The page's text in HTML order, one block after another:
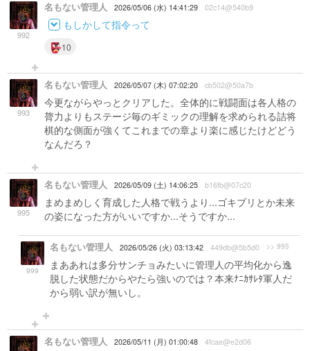
992
名もない管理人 2026/05/06 (水) 14:41:29 02c14@540b9
もしかして指令って
10
993
名もない管理人 2026/05/07 (木) 07:02:20 cb502@50a7b
今更ながらやっとクリアした。全体的に戦闘面は各人格の
膂力よりもステージ毎のギミックの理解を求められる詰将
棋的な側面が強くてこれまでの章より楽に感じたけどどう
なんだろ？
995
名もない管理人 2026/05/09 (土) 14:06:25 b16fb@07c20
まめまめしく育成した人格で戦うより...ゴキブリとか未来
の姿になった方がいいですか...そうですか...
999
名もない管理人 2026/05/26 (火) 03:13:42 449db@5b5d0 >> 995
まああれは多分サンチョみたいに管理人の平均化から逸
脱した状態だからやたら強いのでは？本来ﾅﾆｶｻﾚﾀ軍人だ
から弱い訳が無いし。
名もない管理人 2026/05/11 (月) 01:00:48 4fcae@e2d06